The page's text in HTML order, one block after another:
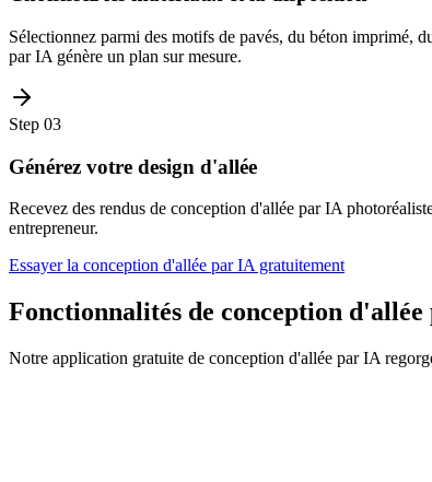
Sélectionnez parmi des motifs de pavés, du béton imprimé,
par IA génère un plan sur mesure.
Step 03
Générez votre design d'allée
Recevez des rendus de conception d'allée par IA
entrepreneur.
Essayer la conception d'allée par IA gratuitement
Fonctionnalités de conception
Notre application gratuite de conception d'allée par IA